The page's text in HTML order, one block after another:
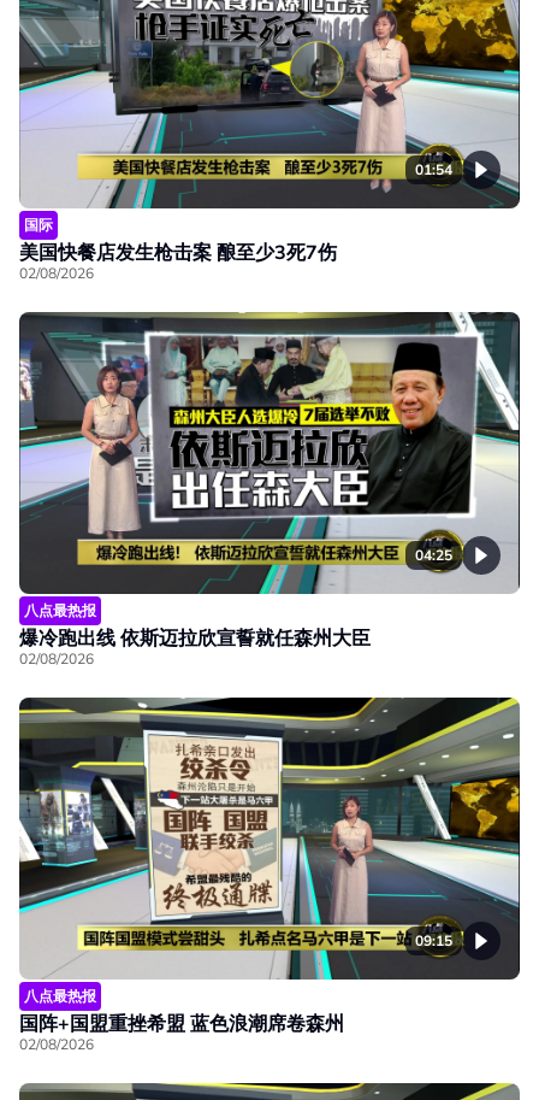
01:54
国际
美国快餐店发生枪击案 酿至少3死7伤
02/08/2026
04:25
八点最热报
爆冷跑出线 依斯迈拉欣宣誓就任森州大臣
02/08/2026
09:15
八点最热报
国阵+国盟重挫希盟 蓝色浪潮席卷森州
02/08/2026